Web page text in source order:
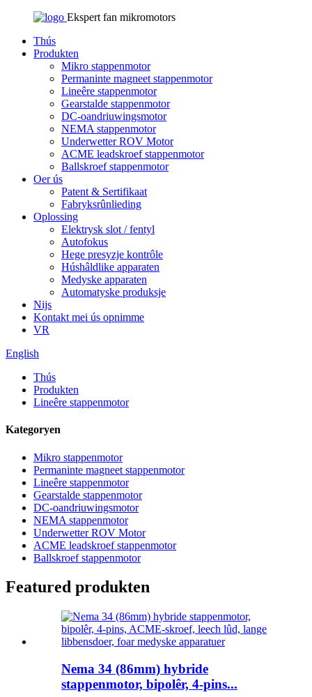
Ekspert fan mikromotors
Thús
Produkten
Mikro stappenmotor
Permaninte magneet stappenmotor
Lineêre stappenmotor
Gearstalde stappenmotor
DC-oandriuwingsmotor
NEMA stappenmotor
Underwetter ROV Motor
ACME leadskroef stappenmotor
Ballskroef stappenmotor
Oer ús
Patent & Sertifikaat
Fabryksrûnlieding
Oplossing
Elektrysk slot / fentyl
Autofokus
Hege presyzje kontrôle
Húshâldlike apparaten
Medyske apparaten
Automatyske produksje
Nijs
Kontakt mei ús opnimme
VR
English
Thús
Produkten
Lineêre stappenmotor
Kategoryen
Mikro stappenmotor
Permaninte magneet stappenmotor
Lineêre stappenmotor
Gearstalde stappenmotor
DC-oandriuwingsmotor
NEMA stappenmotor
Underwetter ROV Motor
ACME leadskroef stappenmotor
Ballskroef stappenmotor
Featured produkten
Nema 34 (86mm) hybride
stappenmotor, bipolêr, 4-pins...